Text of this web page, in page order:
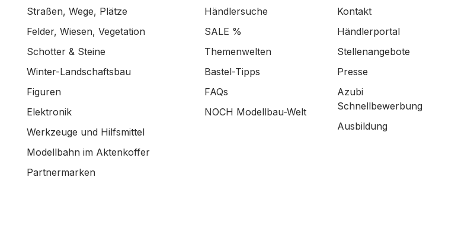
Straßen, Wege, Plätze
Felder, Wiesen, Vegetation
Schotter & Steine
Winter-Landschaftsbau
Figuren
Elektronik
Werkzeuge und Hilfsmittel
Modellbahn im Aktenkoffer
Partnermarken
Händlersuche
SALE %
Themenwelten
Bastel-Tipps
FAQs
NOCH Modellbau-Welt
Kontakt
Händlerportal
Stellenangebote
Presse
Azubi
Schnellbewerbung
Ausbildung